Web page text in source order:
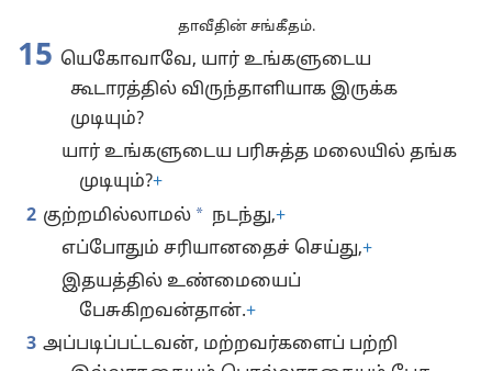
தாவீதின் சங்கீதம்.
15 யெகோவாவே, யார் உங்களுடைய
கூடாரத்தில் விருந்தாளியாக இருக்க
முடியும்?
யார் உங்களுடைய பரிசுத்த மலையில் தங்க
முடியும்?+
2 குற்றமில்லாமல் * நடந்து,+
எப்போதும் சரியானதைச் செய்து,+
இதயத்தில் உண்மையைப்
பேசுகிறவன்தான்.+
3 அப்படிப்பட்டவன், மற்றவர்களைப் பற்றி